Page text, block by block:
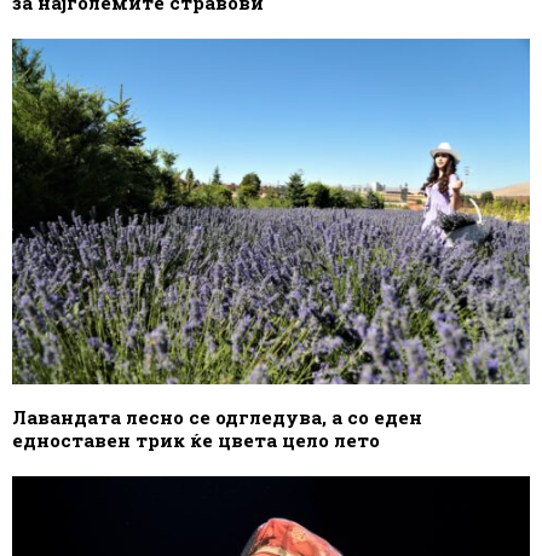
Лавандата лесно се одгледува, а со еден
едноставен трик ќе цвета цело лето